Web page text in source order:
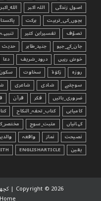
اصول زندگی
اللہ اکبر الله_اکبر
بچوں_کی_تربیت
برکت
تصوّف
تفسیرابن کثیر
جان_کے_جیو
جنید_طاہر حدیث
خوش رہیں
درود_شریف دعا
روزہ
زکوٰۃ سخاوت
سوچئیے
شادی شاعری
ضروری_باتیں
فکر قرآن
کامیابی
کتاب_تحفہ_النکاح
کہانیاں
مثبت_سوچ
نصیحت
نماز واقعہ
یقین
ENGLISHARTICLE
Copyright © 2026 | کچھ نیا جانیں | All Rights Reserved
Home